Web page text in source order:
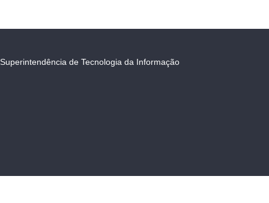
Superintendência de Tecnologia da Informação